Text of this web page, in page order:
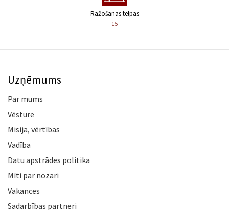
Ražošanas telpas
15
Uzņēmums
Par mums
Vēsture
Misija, vērtības
Vadība
Datu apstrādes politika
Mīti par nozari
Vakances
Sadarbības partneri